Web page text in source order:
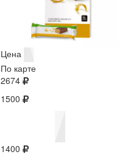
Цена
По карте
2674
1500
1400